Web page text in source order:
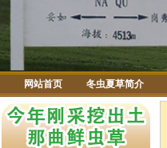
网站首页 冬虫夏草简介